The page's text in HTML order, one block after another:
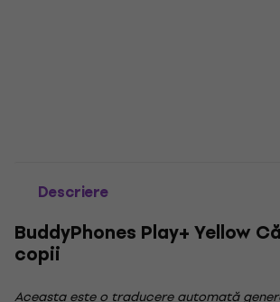
Descriere
BuddyPhones Play+ Yellow
copii
Aceasta este o traducere automată